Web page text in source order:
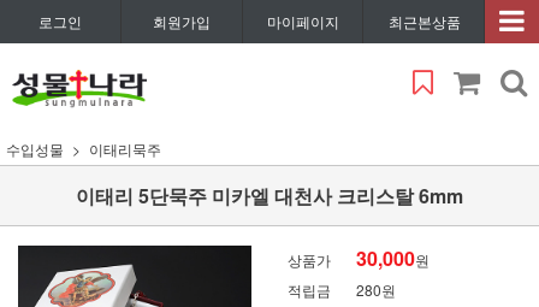
로그인 회원가입 마이페이지 최근본상품
수입성물 이태리묵주
이태리 5단묵주 미카엘 대천사 크리스탈 6mm
상품가 30,000원
적립금
280원